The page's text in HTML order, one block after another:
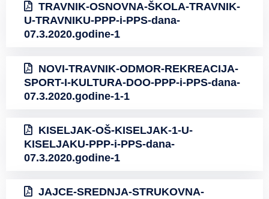
TRAVNIK-OSNOVNA-ŠKOLA-TRAVNIK-
U-TRAVNIKU-PPP-i-PPS-dana-
07.3.2020.godine-1
NOVI-TRAVNIK-ODMOR-REKREACIJA-
SPORT-I-KULTURA-DOO-PPP-i-PPS-dana-
07.3.2020.godine-1-1
KISELJAK-OŠ-KISELJAK-1-U-
KISELJAKU-PPP-i-PPS-dana-
07.3.2020.godine-1
JAJCE-SREDNJA-STRUKOVNA-